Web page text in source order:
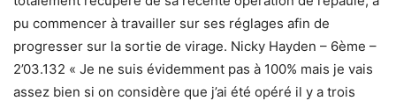
pu commencer à travailler sur ses réglages afin de
progresser sur la sortie de virage. Nicky Hayden – 6ème –
2’03.132 « Je ne suis évidemment pas à 100% mais je vais
assez bien si on considère que j’ai été opéré il y a trois